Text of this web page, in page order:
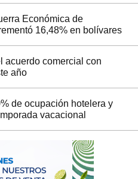
Económica de
16,48% en bolívares
acuerdo comercial con
año
de ocupación hotelera y
vacacional